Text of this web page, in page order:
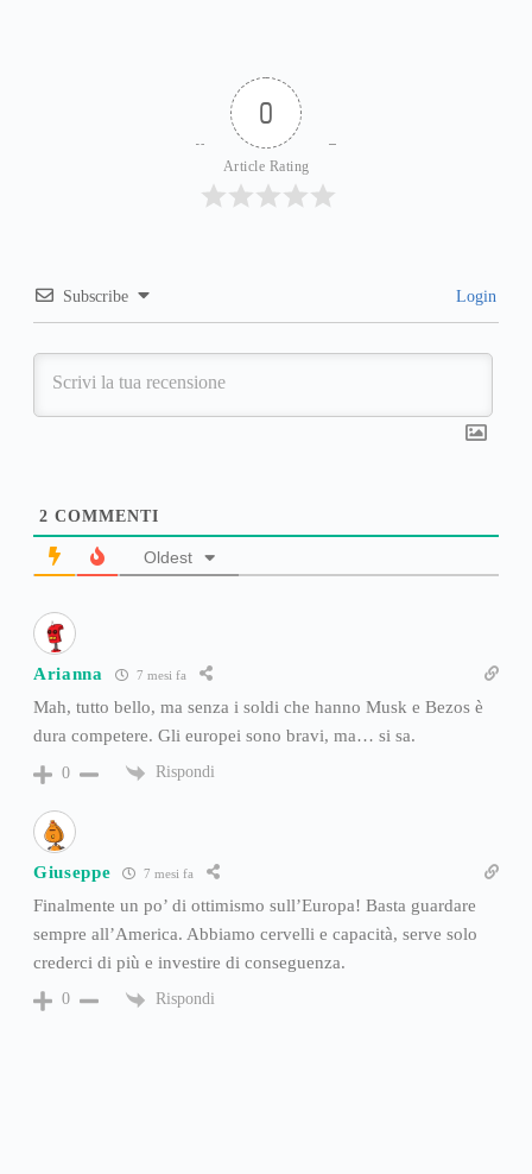
0
Article Rating
Subscribe Login
2 COMMENTI
Oldest
Arianna 7 mesi fa
Mah, tutto bello, ma senza i soldi che hanno Musk e Bezos è
dura competere. Gli europei sono bravi, ma… si sa.
0 Rispondi
Giuseppe 7 mesi fa
Finalmente un po’ di ottimismo sull’Europa! Basta guardare
sempre all’America. Abbiamo cervelli e capacità, serve solo
crederci di più e investire di conseguenza.
0 Rispondi